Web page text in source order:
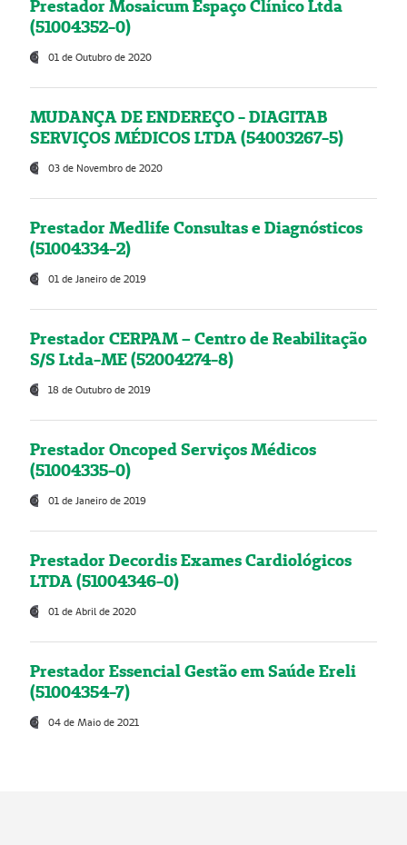
Prestador Mosaicum Espaço Clínico Ltda
(51004352-0)
01 de Outubro de 2020
MUDANÇA DE ENDEREÇO - DIAGITAB
SERVIÇOS MÉDICOS LTDA (54003267-5)
03 de Novembro de 2020
Prestador Medlife Consultas e Diagnósticos
(51004334-2)
01 de Janeiro de 2019
Prestador CERPAM – Centro de Reabilitação
S/S Ltda-ME (52004274-8)
18 de Outubro de 2019
Prestador Oncoped Serviços Médicos
(51004335-0)
01 de Janeiro de 2019
Prestador Decordis Exames Cardiológicos
LTDA (51004346-0)
01 de Abril de 2020
Prestador Essencial Gestão em Saúde Ereli
(51004354-7)
04 de Maio de 2021